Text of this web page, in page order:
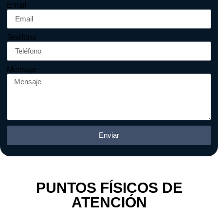
Email
Teléfono
Mensaje
Enviar
PUNTOS FÍSICOS DE
ATENCIÓN